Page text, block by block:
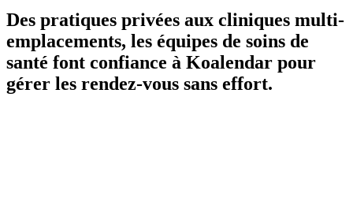
Des pratiques privées aux cliniques multi-
emplacements, les équipes de soins de
santé font confiance à Koalendar pour
gérer les rendez-vous sans effort.